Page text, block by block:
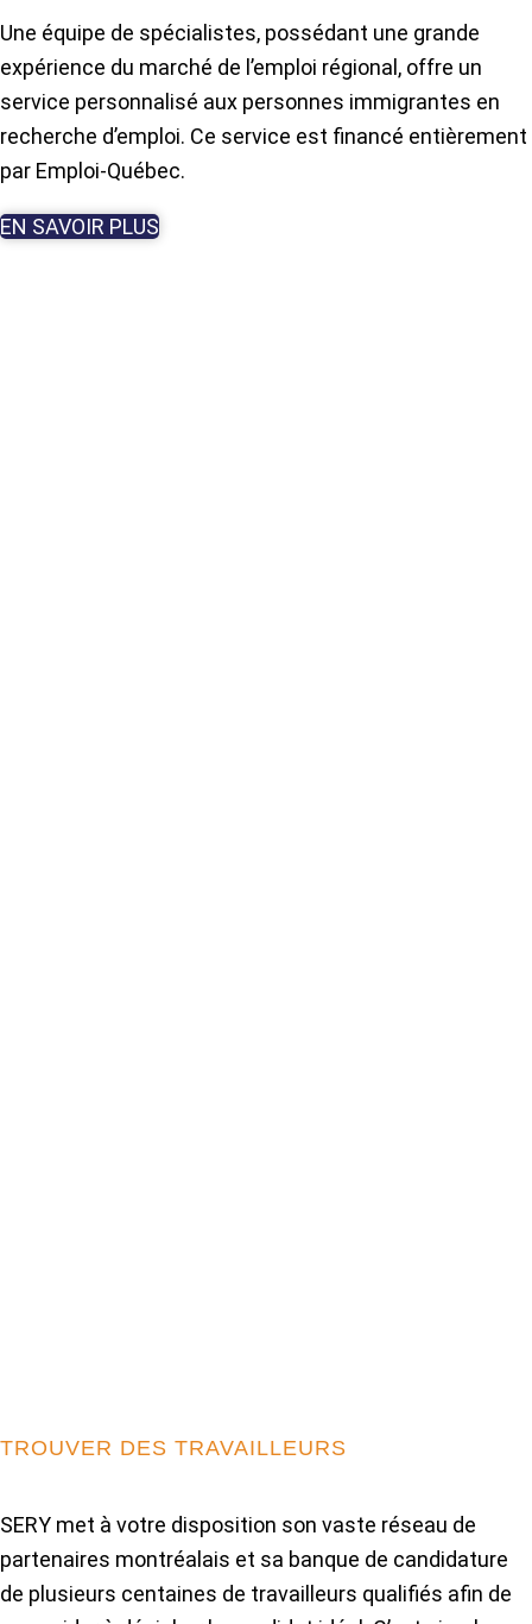
Une équipe de spécialistes, possédant une grande
expérience du marché de l’emploi régional, offre un
service personnalisé aux personnes immigrantes en
recherche d’emploi. Ce service est financé entièrement
par Emploi-Québec.
EN SAVOIR PLUS
TROUVER DES TRAVAILLEURS
SERY met à votre disposition son vaste réseau de
partenaires montréalais et sa banque de candidature
de plusieurs centaines de travailleurs qualifiés afin de